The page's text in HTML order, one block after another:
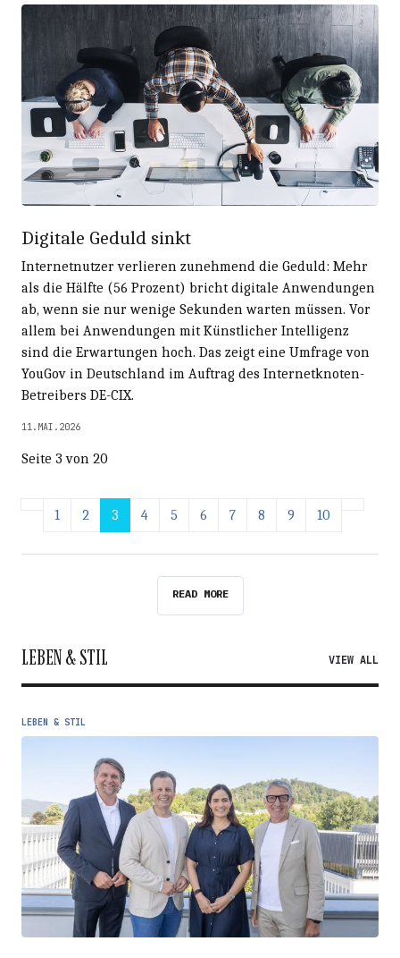
Digitale Geduld sinkt
Internetnutzer verlieren zunehmend die Geduld: Mehr
als die Hälfte (56 Prozent) bricht digitale Anwendungen
ab, wenn sie nur wenige Sekunden warten müssen. Vor
allem bei Anwendungen mit Künstlicher Intelligenz
sind die Erwartungen hoch. Das zeigt eine Umfrage von
YouGov in Deutschland im Auftrag des Internetknoten-
Betreibers DE-CIX.
11.MAI.2026
Seite 3 von 20
1 2 3 4 5 6 7 8 9 10
READ MORE
LEBEN & STIL VIEW ALL
LEBEN & STIL